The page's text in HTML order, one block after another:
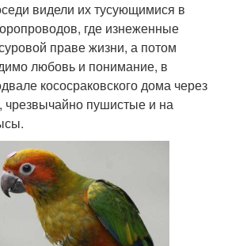
видели их тусующимися в
где изнеженные
праве жизни, а потом
любовь и понимание, в
кососраковского дома через
чрезвычайно пушистые и на